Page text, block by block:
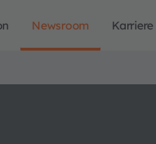
Newsroom Karriere